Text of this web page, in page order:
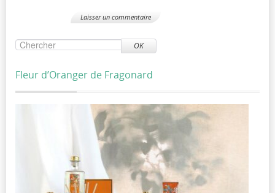
OK
Fleur d’Oranger de Fragonard